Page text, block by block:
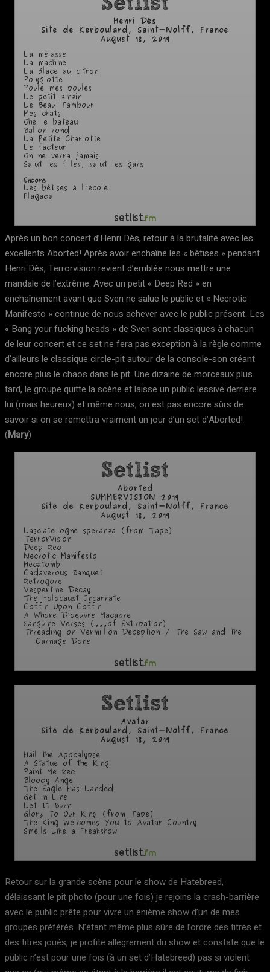
Après un bon concert d’Henri Dès, retour à la brutalité avec les
excellents Aborted! Après avoir enchaîné les « bêtises » pendant
Henri Dès, Terrorvision revient d’emblée nous mettre une
mandale de l’extrême. Avec un petit « Deep Red » en
enchaînement avant que Sven ne salue le public et « Necrotic
Manifesto » continue de nous achever avec le public présent. Les
« Bang your fucking heads » de Sven sont classiques à chacun
de leur concert et ce set ne fera pas exception à la règle comme
d’ailleurs le classique circle-pit autour de la console-son créant
encore plus le chaos dans le pit. Une dizaine de morceaux plus
tard, le groupe quitte la scène et laisse un public lessivé derrière
lui (mais heureux) et même nous, on est pas encore sûrs de
savoir si on se remettra vraiment un jour d’un set d’Aborted!
(Mary)
Retour sur la grande scène pour le show de Hatebreed,
délaissant le pit photo (pour une fois) je rejoins la crash-barrière
avec le public prête pour vivre un énième show d’un de mes
groupes préférés. N’étant même plus sûre de l’ordre des titres et
des titres joués, je profite allégrement du show et constate que le
public n’est pour une fois (à un set d’Hatebreed) pas si violent